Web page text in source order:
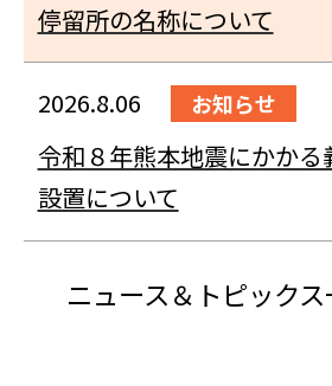
停留所の名称について
2026.8.06 お知らせ
令和８年熊本地震にかかる
設置について
ニュース＆トピック